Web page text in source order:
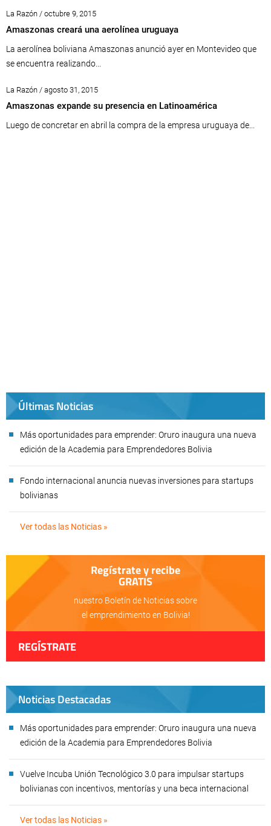
La Razón / octubre 9, 2015
Amaszonas creará una aerolínea uruguaya
La aerolínea boliviana Amaszonas anunció ayer en Montevideo que
se encuentra realizando...
La Razón / agosto 31, 2015
Amaszonas expande su presencia en Latinoamérica
Luego de concretar en abril la compra de la empresa uruguaya de...
Últimas Noticias
Más oportunidades para emprender: Oruro inaugura una nueva
edición de la Academia para Emprendedores Bolivia
Fondo internacional anuncia nuevas inversiones para startups
bolivianas
Ver todas las Noticias »
Regístrate y recibe
GRATIS
nuestro Boletín de Noticias sobre
el emprendimiento en Bolivia!
REGÍSTRATE
Noticias Destacadas
Más oportunidades para emprender: Oruro inaugura una nueva
edición de la Academia para Emprendedores Bolivia
Vuelve Incuba Unión Tecnológico 3.0 para impulsar startups
bolivianas con incentivos, mentorías y una beca internacional
Ver todas las Noticias »